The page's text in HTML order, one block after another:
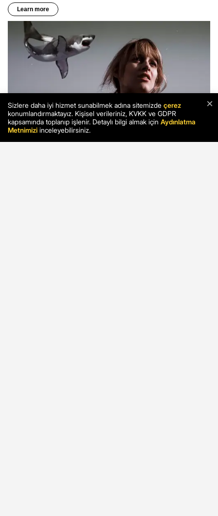
×
Sizlere daha iyi hizmet sunabilmek adına sitemizde çerez
konumlandırmaktayız. Kişisel verileriniz, KVKK ve GDPR
kapsamında toplanıp işlenir. Detaylı bilgi almak için Aydınlatma
Metnimizi inceleyebilirsiniz.